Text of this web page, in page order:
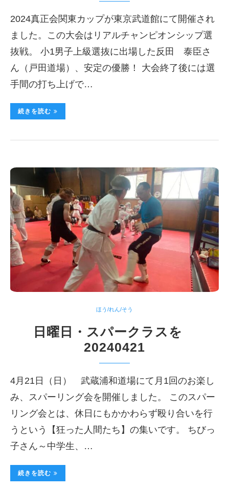
2024真正会関東カップが東京武道館にて開催され
ました。この大会はリアルチャンピオンシップ選
抜戦。 小1男子上級選抜に出場した反田 泰臣さ
ん（戸田道場）、安定の優勝！ 大会終了後には選
手間の打ち上げで…
続きを読む
ほう/れん/そう
日曜日・スパークラスを
20240421
4月21日（日） 武蔵浦和道場にて月1回のお楽し
み、スパーリング会を開催しました。 このスパー
リング会とは、休日にもかかわらず殴り合いを行
うという【狂った人間たち】の集いです。 ちびっ
子さん～中学生、…
続きを読む